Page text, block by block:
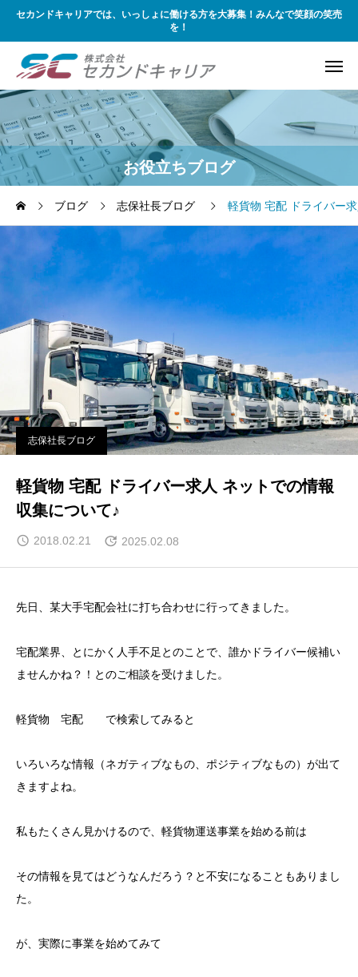
セカンドキャリアでは、いっしょに働ける方を大募集！みんなで笑顔の笑売
を！
お役立ちブログ
ブログ 志保社長ブログ 軽貨物 宅配 ドライバー
志保社長ブログ
軽貨物 宅配 ドライバー求人 ネットでの情報
収集について♪
2018.02.21 2025.02.08
先日、某大手宅配会社に打ち合わせに行ってきました。
宅配業界、とにかく人手不足とのことで、誰かドライバー候補い
ませんかね？！とのご相談を受けました。
軽貨物 宅配 で検索してみると
いろいろな情報（ネガティブなもの、ポジティブなもの）が出て
きますよね。
私もたくさん見かけるので、軽貨物運送事業を始める前は
その情報を見てはどうなんだろう？と不安になることもありまし
た。
が、実際に事業を始めてみて